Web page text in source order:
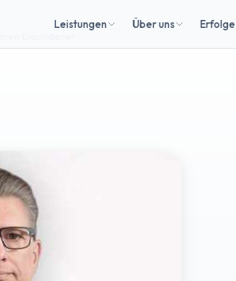
Leistungen Über uns Erfolge